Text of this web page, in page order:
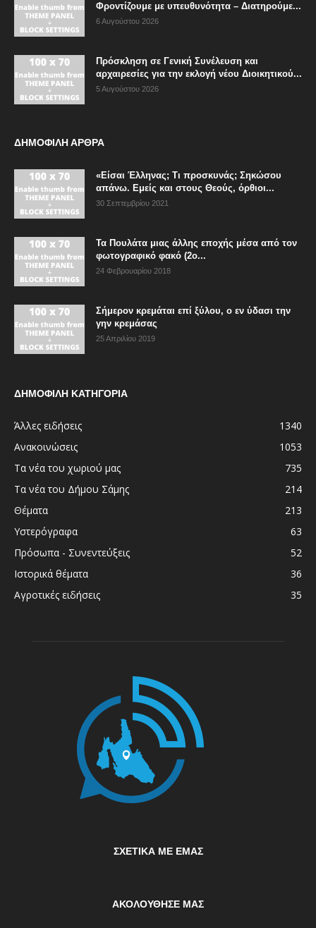
Φροντίζουμε με υπευθυνότητα – Διατηρούμε...
6 Αυγούστου 2026
Πρόσκληση σε Γενική Συνέλευση και
αρχαιρεσίες για την εκλογή νέου Διοικητικού...
5 Αυγούστου 2026
ΔΗΜΟΦΙΛΗ ΑΡΘΡΑ
«Είσαι Έλληνας; Τι προσκυνάς; Σηκώσου
απάνω. Εμείς και στους Θεούς, όρθιοι...
30 Σεπτεμβρίου 2021
Τα Πουλάτα μιας άλλης εποχής μέσα από τον
φωτογραφικό φακό (2ο...
24 Φεβρουαρίου 2018
Σήμερον κρεμάται επί ξύλου, ο εν ύδασι την
γην κρεμάσας
25 Απριλίου 2019
ΔΗΜΟΦΙΛΗ ΚΑΤΗΓΟΡΙΑ
Άλλες ειδήσεις
1340
Ανακοινώσεις
1053
Τα νέα του χωριού μας
735
Τα νέα του Δήμου Σάμης
214
Θέματα
213
Υστερόγραφα
63
Πρόσωπα - Συνεντεύξεις
52
Ιστορικά θέματα
36
Αγροτικές ειδήσεις
35
ΣΧΕΤΙΚΆ ΜΕ ΕΜΆΣ
ΑΚΟΛΟΥΘΗΣΕ ΜΑΣ